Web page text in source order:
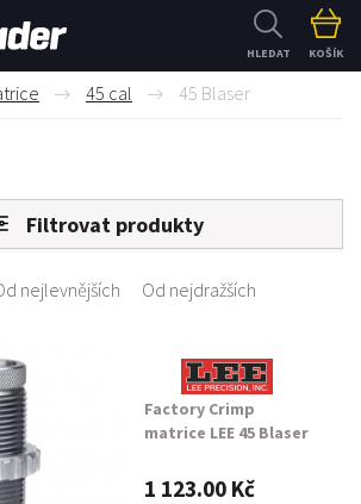
HLEDAT KOŠÍK
45 cal 45 Blaser
Filtrovat produkty
nejlevnějších Od nejdražších
Factory Crimp
matrice LEE 45 Blaser
1 123.00 Kč